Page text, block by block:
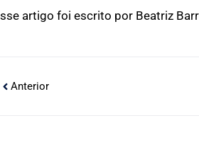
sse‌ ‌artigo‌ ‌foi‌ ‌escrito‌ ‌por‌ ‌Beatriz‌
Anterior